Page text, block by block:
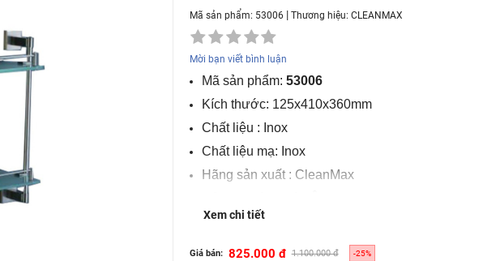
Mã sản phẩm: 53006 |Thương hiệu:CLEANMAX
Mời bạn viết bình luận
Mã sản phẩm:53006
Kích thước: 125x410x360mm
Chất liệu : Inox
Chất liệu mạ: Inox
Hãng sản xuất : CleanMax
Nơi sản xuất : Việt Nam
Xem chi tiết
Giá bán: 825.000 đ 1.100.000 đ -25%